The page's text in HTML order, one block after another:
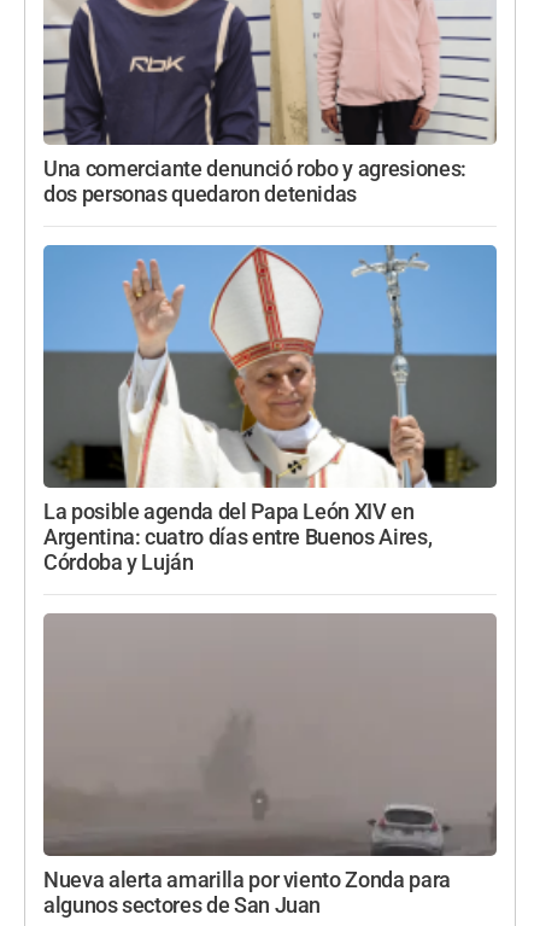
Una comerciante denunció robo y agresiones:
dos personas quedaron detenidas
La posible agenda del Papa León XIV en
Argentina: cuatro días entre Buenos Aires,
Córdoba y Luján
Nueva alerta amarilla por viento Zonda para
algunos sectores de San Juan